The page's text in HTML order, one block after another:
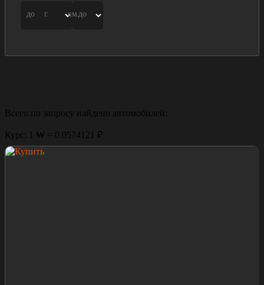
до г. до
км.
Всего по запросу найдено автомобилей:
Курс: 1 ₩ = 0.0574121 ₽